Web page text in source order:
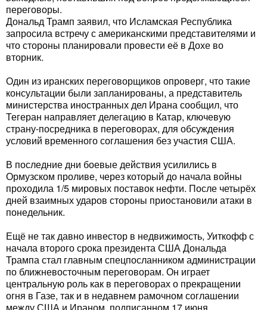
переговоры.
Дональд Трамп заявил, что Исламская Республика
запросила встречу с американскими представителями и
что стороны планировали провести её в Дохе во
вторник.
Один из иранских переговорщиков опроверг, что такие
консультации были запланированы, а представитель
министерства иностранных дел Ирана сообщил, что
Тегеран направляет делегацию в Катар, ключевую
страну-посредника в переговорах, для обсуждения
условий временного соглашения без участия США.
В последние дни боевые действия усилились в
Ормузском проливе, через который до начала войны
проходила 1/5 мировых поставок нефти. После четырёх
дней взаимных ударов стороны приостановили атаки в
понедельник.
Ещё не так давно инвестор в недвижимость, Уиткофф с
начала второго срока президента США Дональда
Трампа стал главным спецпосланником администрации
по ближневосточным переговорам. Он играет
центральную роль как в переговорах о прекращении
огня в Газе, так и в недавнем рамочном соглашении
между США и Ираном, подписанном 17 июня.